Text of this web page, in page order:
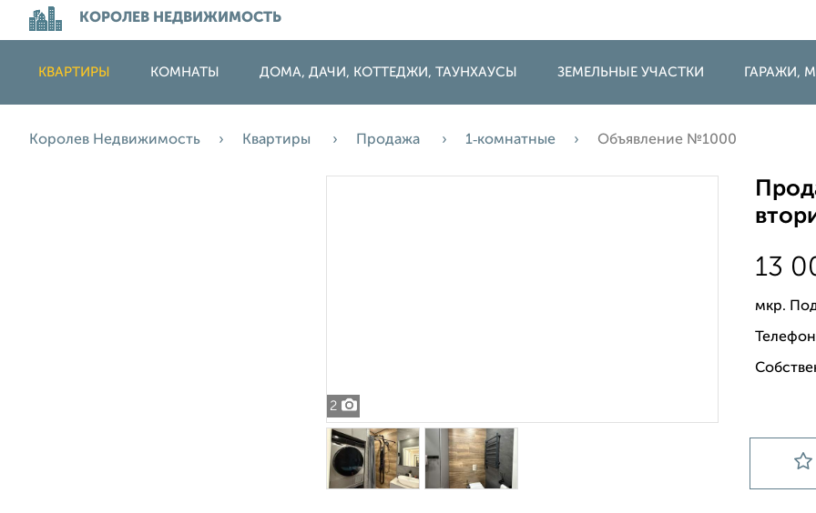
КОРОЛЕВ НЕДВИЖИМОСТЬ
КВАРТИРЫ КОМНАТЫ ДОМА, ДАЧИ, КОТТЕДЖИ, ТАУНХАУСЫ ЗЕМЕЛЬНЫЕ УЧАСТКИ ГАРАЖИ,
Королев Недвижимость Квартиры Продажа 1‑комнатные Объявление №1000
2
13
мкр.